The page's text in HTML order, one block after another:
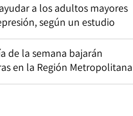
a los adultos mayores
según un estudio
de la semana bajarán
en la Región Metropolitana